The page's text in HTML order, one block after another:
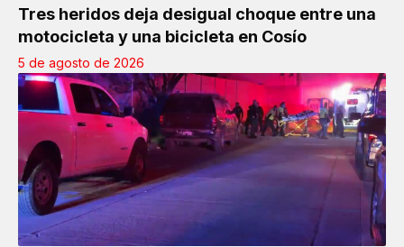
Tres heridos deja desigual choque entre una
motocicleta y una bicicleta en Cosío
5 de agosto de 2026